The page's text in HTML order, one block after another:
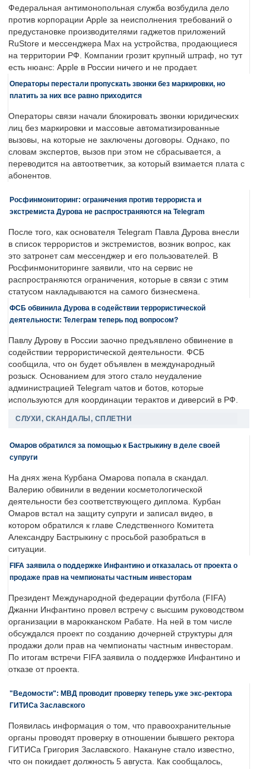
Федеральная антимонопольная служба возбудила дело
против корпорации Apple за неисполнения требований о
предустановке производителями гаджетов приложений
RuStore и мессенджера Max на устройства, продающиеся
на территории РФ. Компании грозит крупный штраф, но тут
есть нюанс: Apple в России ничего и не продает.
Операторы перестали пропускать звонки без маркировки, но
платить за них все равно приходится
Операторы связи начали блокировать звонки юридических
лиц без маркировки и массовые автоматизированные
вызовы, на которые не заключены договоры. Однако, по
словам экспертов, вызов при этом не сбрасывается, а
переводится на автоответчик, за который взимается плата с
абонентов.
Росфинмониторинг: ограничения против террориста и
экстремиста Дурова не распространяются на Telegram
После того, как основателя Telegram Павла Дурова внесли
в список террористов и экстремистов, возник вопрос, как
это затронет сам мессенджер и его пользователей. В
Росфинмониторинге заявили, что на сервис не
распространяются ограничения, которые в связи с этим
статусом накладываются на самого бизнесмена.
ФСБ обвинила Дурова в содействии террористической
деятельности: Телеграм теперь под вопросом?
Павлу Дурову в России заочно предъявлено обвинение в
содействии террористической деятельности. ФСБ
сообщила, что он будет объявлен в международный
розыск. Основанием для этого стало неудаление
администрацией Telegram чатов и ботов, которые
используются для координации терактов и диверсий в РФ.
СЛУХИ, СКАНДАЛЫ, СПЛЕТНИ
Омаров обратился за помощью к Бастрыкину в деле своей
супруги
На днях жена Курбана Омарова попала в скандал.
Валерию обвинили в ведении косметологической
деятельности без соответствующего диплома. Курбан
Омаров встал на защиту супруги и записал видео, в
котором обратился к главе Следственного Комитета
Александру Бастрыкину с просьбой разобраться в
ситуации.
FIFA заявила о поддержке Инфантино и отказалась от проекта о
продаже прав на чемпионаты частным инвесторам
Президент Международной федерации футбола (FIFA)
Джанни Инфантино провел встречу с высшим руководством
организации в марокканском Рабате. На ней в том числе
обсуждался проект по созданию дочерней структуры для
продажи доли прав на чемпионаты частным инвесторам.
По итогам встречи FIFA заявила о поддержке Инфантино и
отказе от проекта.
"Ведомости": МВД проводит проверку теперь уже экс-ректора
ГИТИСа Заславского
Появилась информация о том, что правоохранительные
органы проводят проверку в отношении бывшего ректора
ГИТИСа Григория Заславского. Накануне стало известно,
что он покидает должность 5 августа. Как сообщалось,